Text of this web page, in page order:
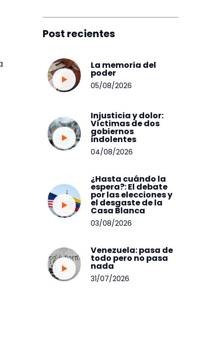
Post recientes
La memoria del
poder
05/08/2026
Injusticia y dolor:
Víctimas de dos
gobiernos
indolentes
04/08/2026
¿Hasta cuándo la
espera?: El debate
por las elecciones y
el desgaste de la
Casa Blanca
03/08/2026
Venezuela: pasa de
todo pero no pasa
nada
31/07/2026